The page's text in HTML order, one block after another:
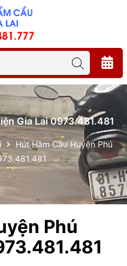
Gia Lai 0973.481.481
Hút Hầm Cầu Huyện Phú
Phú